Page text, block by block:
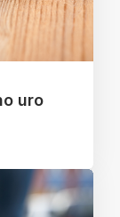
uro